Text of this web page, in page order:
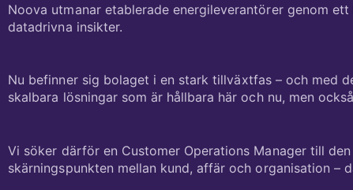
Noova utmanar etablerade energileverantörer genom
datadrivna insikter.
Nu befinner sig bolaget i en stark tillväxtfas – och med
skalbara lösningar som är hållbara här och nu, men
Vi söker därför en Customer Operations Manager till
skärningspunkten mellan kund, affär och organisation